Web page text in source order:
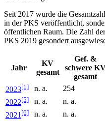
Seit 2017 wurde die
in der PKS veröffentlicht,
öffentlichen Raum. Die Zahl
PKS 2019 gesondert
Jahr
KV
gesamt
Gef. &
schwere
gesamt
2023[1] n. a. 254
2022[5] n. a. n. a.
2021 [6] n. a. n. a.